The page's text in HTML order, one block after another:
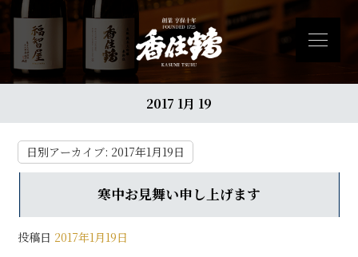
2017 1月 19
日別アーカイブ: 2017年1月19日
寒中お見舞い申し上げます
投稿日 2017年1月19日